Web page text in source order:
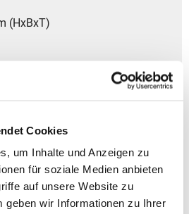
Cookies
um Inhalte und Anzeigen zu
für soziale Medien anbieten
auf unsere Website zu
geben wir Informationen zu Ihrer
(HxBxT)
optimale Belüftung und hoher
Unterlagen
für zusätzliche Sachen
erhöhen den Tragekomfort
für eine sichere
deine Wertsachen vor